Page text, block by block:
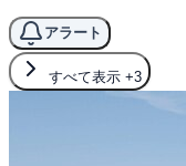
アラート
すべて表示 +3